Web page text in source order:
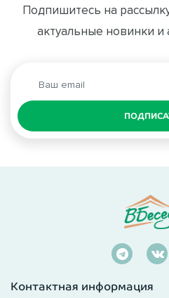
Подпишитесь на
актуальные новинки и
Контактная информация